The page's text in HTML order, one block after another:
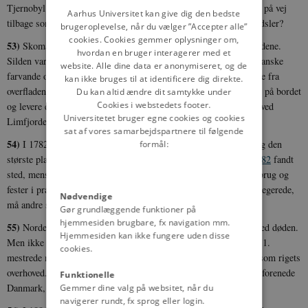
Tjernobyl smeltede ned i en stråleregn. Men måske er kernekraft på vej
tilbage som fremtidens bæredygtige alternativ til de fossile brændsler?
53) Skomagere, skoledrenge og snarrådige degne stormede til bådene.
Silden var kommet! Siden middelalderen var silden kommet til danske
farvande og af og til i så tykke stimer, at de kunne skovles direkte fra
overfladen.
Det vilde sildeboom - 1703kunne give de fattige mad på bordet
og levere et europæisk eksporteventyr, der gjorde små landsbyer ved
Limfjorden til rige købstæder.
54) I 1782 udåndede H.C. Schimmelmann, rigets rigeste mand og den
største plantageejer på De Vestindiske Øer.
Slaveejerens død i 1782 fandt
sted, mens København blomstrede som aldrig før med luksusforbrug og
fester i prægtige palæer. Men for at nogle kan blive rige og privilegerede,
må andre som regel være fattige og undertrykte.
55) Norden stod uden konge, da teenagekongen Oluf brat afgik ved døden.
Men ikke længe.Dronningen griber magten - 1387 , da Margrete 1.
mestrede magtspillets regler og ved snarrådig snilde blev indsat som rigets
overhoved. Efterfølgende satte hun sine konkurrenter til vægs og forenede
Danmark, Norge og Sverige i en nordisk union.
DANISH
Aarhus Universitet kan give dig den bedste
brugeroplevelse, når du vælger ”Accepter alle”
cookies. Cookies gemmer oplysninger om,
hvordan en bruger interagerer med et
website. Alle dine data er anonymiseret, og de
kan ikke bruges til at identificere dig direkte.
Du kan altid ændre dit samtykke under
Cookies i webstedets footer.
Universitetet bruger egne cookies og cookies
sat af vores samarbejdspartnere til følgende
formål:
Nødvendige
Gør grundlæggende funktioner på
hjemmesiden brugbare, fx navigation mm.
Hjemmesiden kan ikke fungere uden disse
cookies.
Funktionelle
Gemmer dine valg på websitet, når du
navigerer rundt, fx sprog eller login.